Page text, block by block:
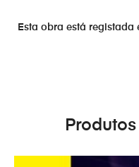
Esta obra está